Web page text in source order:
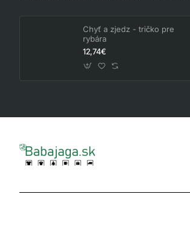
Chyť a zjedz - tričko pre
rybára
12,74€